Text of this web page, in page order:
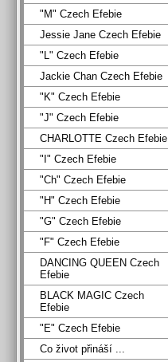
"M" Czech Efebie
Jessie Jane Czech Efebie
"L" Czech Efebie
Jackie Chan Czech Efebie
"K" Czech Efebie
"J" Czech Efebie
CHARLOTTE Czech Efebie
"I" Czech Efebie
"Ch" Czech Efebie
"H" Czech Efebie
"G" Czech Efebie
"F" Czech Efebie
DANCING QUEEN Czech
Efebie
BLACK MAGIC Czech
Efebie
"E" Czech Efebie
Co život přináší ...